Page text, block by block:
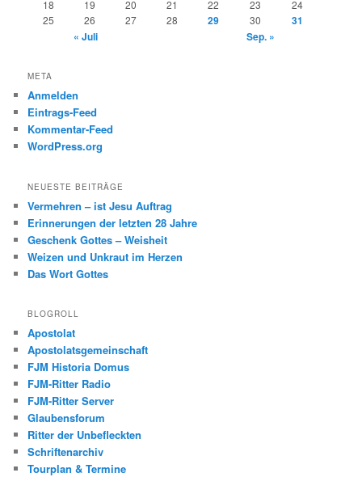
18
19 20 21 22 23
24
25
26 27 28 29 30
31
« Juli
Sep. »
META
Anmelden
Eintrags-Feed
Kommentar-Feed
WordPress.org
NEUESTE BEITRÄGE
Vermehren – ist Jesu Auftrag
Erinnerungen der letzten 28 Jahre
Geschenk Gottes – Weisheit
Weizen und Unkraut im Herzen
Das Wort Gottes
BLOGROLL
Apostolat
Apostolatsgemeinschaft
FJM Historia Domus
FJM-Ritter Radio
FJM-Ritter Server
Glaubensforum
Ritter der Unbefleckten
Schriftenarchiv
Tourplan & Termine